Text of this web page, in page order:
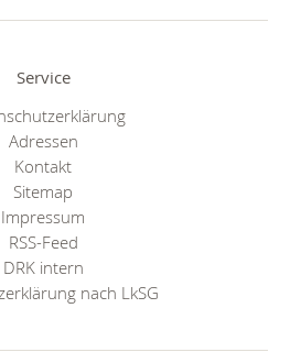
Service
Adressen
Kontakt
Sitemap
Impressum
RSS-Feed
DRK intern
nach LkSG